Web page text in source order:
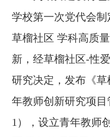
学校第一次党代会
草榴社区 学科高质
新，经草榴社区-性
研究决定，发布《
年教师创新研究项
1），设立青年教师